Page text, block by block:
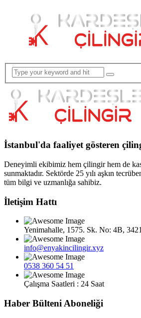
İstanbul'da faaliyet gösteren
Deneyimli ekibimiz hem çilingir hem de
sunmaktadır. Sektörde 25 yılı aşkın
tüm bilgi ve uzmanlığa sahibiz.
İletişim Hattı
Yenimahalle, 1575. Sk. No: 4B,
info@enyakincilingir.xyz
0538 360 54 51
Çalışma Saatleri : 24 Saat
Haber Bülteni Aboneliği